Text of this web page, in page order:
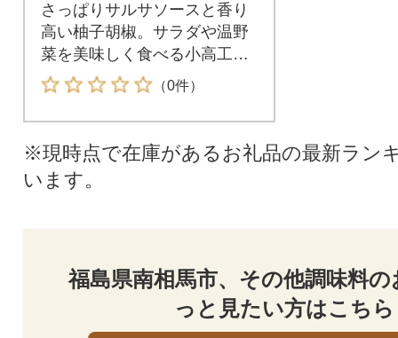
さっぱりサルサソースと香り
高い柚子胡椒。サラダや温野
菜を美味しく食べる小高工房
の食べる調味料セットです。
（0件）
※現時点で在庫があるお礼品の最新ラン
います。
福島県南相馬市、その他調味料
っと見たい方はこちら